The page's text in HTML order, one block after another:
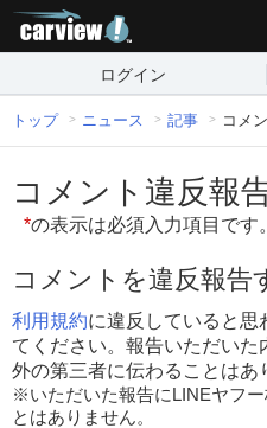
ログイン
トップ ニュース 記事 コメ
コメント違反報
*の表示は必須入力項目です。
コメントを違反報告
利用規約に違反していると思
てください。報告いただい
外の第三者に伝わることはあ
※いただいた報告にLINEヤフ
とはありません。